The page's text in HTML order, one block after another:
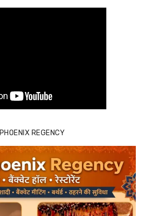
PHOENIX REGENCY